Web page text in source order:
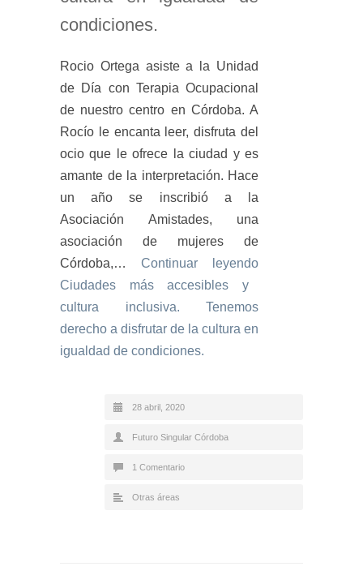
condiciones.
Rocio Ortega asiste a la Unidad
de Día con Terapia Ocupacional
de nuestro centro en Córdoba. A
Rocío le encanta leer, disfruta del
ocio que le ofrece la ciudad y es
amante de la interpretación. Hace
un año se inscribió a la
Asociación Amistades, una
asociación de mujeres de
Córdoba,… Continuar leyendo
Ciudades más accesibles y
cultura inclusiva. Tenemos
derecho a disfrutar de la cultura en
igualdad de condiciones.
28 abril, 2020
Futuro Singular Córdoba
1 Comentario
Otras áreas